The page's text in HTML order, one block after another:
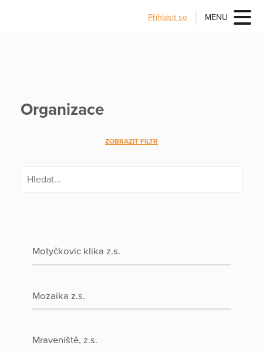
Přihlásit se MENU
Organizace
ZOBRAZIT FILTR
Motyčkovic klika z.s.
Mozaika z.s.
Mraveniště, z.s.